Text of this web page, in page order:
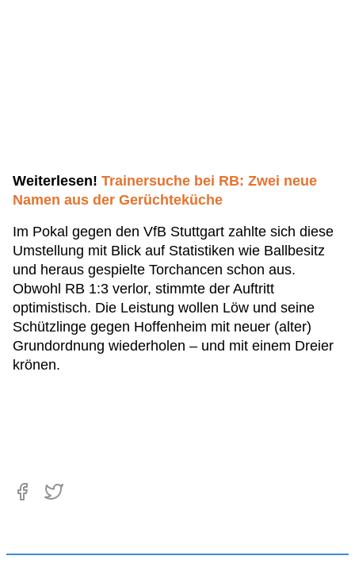
Weiterlesen! Trainersuche bei RB: Zwei neue
Namen aus der Gerüchteküche
Im Pokal gegen den VfB Stuttgart zahlte sich diese
Umstellung mit Blick auf Statistiken wie Ballbesitz
und heraus gespielte Torchancen schon aus.
Obwohl RB 1:3 verlor, stimmte der Auftritt
optimistisch. Die Leistung wollen Löw und seine
Schützlinge gegen Hoffenheim mit neuer (alter)
Grundordnung wiederholen – und mit einem Dreier
krönen.